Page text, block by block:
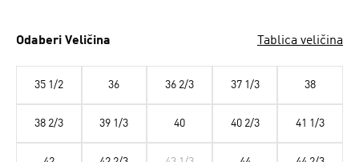
Odaberi Veličina Tablica veličina
35 1/2 36 36 2/3 37 1/3 38
38 2/3 39 1/3 40 40 2/3 41 1/3